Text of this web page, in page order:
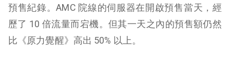
預售紀錄。AMC 院線的伺服器在開啟預售當天，經
歷了 10 倍流量而宕機。但其一天之內的預售額仍然
比《原力覺醒》高出 50% 以上。